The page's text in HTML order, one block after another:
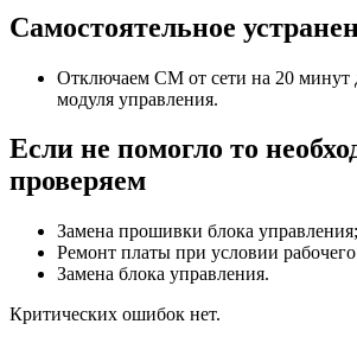
Самостоятельное
Отключаем СМ от сети на 20 минут
модуля управления.
Если не помогло то
проверяем
Замена прошивки блока управления;
Ремонт платы при условии
Замена блока управления.
Критических ошибок нет.